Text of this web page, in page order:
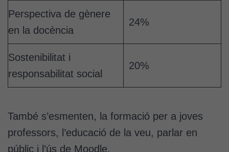
Perspectiva de gènere
en la docència
24%
Sostenibilitat i
responsabilitat social
20%
També s’esmenten, la formació per a joves
professors, l’educació de la veu, parlar en
públic i l’ús de Moodle.
Cookies
tècniques
Aquestes